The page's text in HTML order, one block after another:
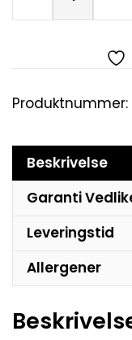
Produktnummer:
Beskrivelse
Garanti
Leveringstid
Allergener